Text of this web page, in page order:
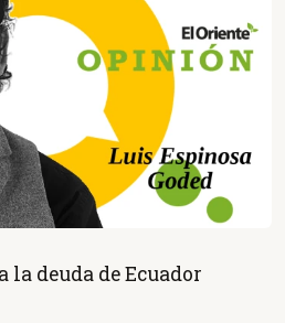
deuda de Ecuador